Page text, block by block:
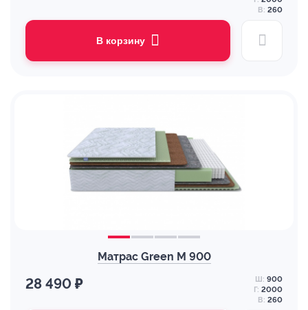
В: 260
В корзину
Матрас Green M 900
28 490 ₽ Ш: 900
Г: 2000
В: 260